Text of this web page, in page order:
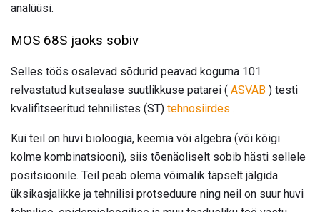
analüüsi.
MOS 68S jaoks sobiv
Selles töös osalevad sõdurid peavad koguma 101
relvastatud kutsealase suutlikkuse patarei ( ASVAB ) testi
kvalifitseeritud tehnilistes (ST) tehnosiirdes .
Kui teil on huvi bioloogia, keemia või algebra (või kõigi
kolme kombinatsiooni), siis tõenäoliselt sobib hästi sellele
positsioonile. Teil peab olema võimalik täpselt jälgida
üksikasjalikke ja tehnilisi protseduure ning neil on suur huvi